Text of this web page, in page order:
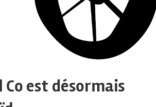
est désormais